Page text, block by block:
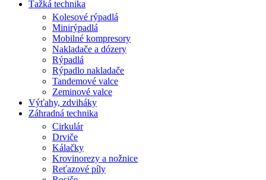
Ťažká technika
Kolesové rýpadlá
Minirýpadlá
Mobilné kompresory
Nakladače a dózery
Rýpadlá
Rýpadlo nakladače
Tandemové valce
Zeminové valce
Výťahy, zdviháky
Záhradná technika
Cirkulár
Drviče
Kálačky
Krovinorezy a nožnice
Reťazové píly